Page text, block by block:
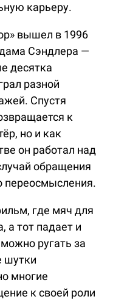
карьеру.
вышел в 1996
Сэндлера —
десятка
разной
Спустя
к
но и как
он работал над
обращения
переосмысления.
где мяч для
а тот падает и
ругать за
шутки
многие
к своей роли